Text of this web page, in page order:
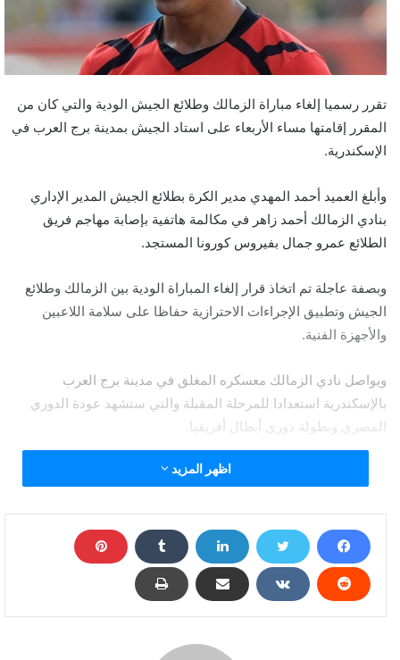
تقرر رسميا إلغاء مباراة الزمالك وطلائع الجيش الودية والتي كان من
المقرر إقامتها مساء الأربعاء على استاد الجيش بمدينة برج العرب في
الإسكندرية.
وأبلغ العميد أحمد المهدي مدير الكرة بطلائع الجيش المدير الإداري
بنادي الزمالك أحمد زاهر في مكالمة هاتفية بإصابة مهاجم فريق
الطلائع عمرو جمال بفيروس كورونا المستجد.
وبصفة عاجلة تم اتخاذ قرار إلغاء المباراة الودية بين الزمالك وطلائع
الجيش وتطبيق الإجراءات الاحترازية حفاظا على سلامة اللاعبين
والأجهزة الفنية.
ويواصل نادي الزمالك معسكره المغلق في مدينة برج العرب
بالإسكندرية استعدادا للمرحلة المقبلة والتي ستشهد عودة الدوري
المصري وبطولة دوري أبطال أفريقيا.
وبعد إلغاء مباراة طلائع الجيش يستعد نادي الزمالك للمباراة الودية
يوليو تحضيرا لعودة مباريات الدوري المصري الممتازويسعى المدير
الفني الفرنسي لنادي الزمالك باتريس كارتيرون التحضير لمباراة نصف
نهائي دوري أبطال أفريقيا والتي سيواجه فيها فريق الرجاء المغربي ,
والتتويج في نهاية المشوار بالحلم الإفريقي من أجل إسعاد الجماهير.
اظهر المزيد